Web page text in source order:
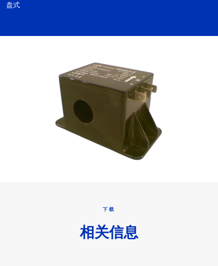
盘式
下载
相关信息